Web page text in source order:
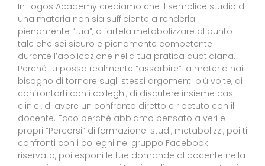
In Logos Academy crediamo che il semplice studio di
una materia non sia sufficiente a renderla
pienamente “tua”, a fartela metabolizzare al punto
tale che sei sicuro e pienamente competente
durante l’applicazione nella tua pratica quotidiana.
Perché tu possa realmente “assorbire” la materia hai
bisogno di tornare sugli stessi argomenti più volte, di
confrontarti con i colleghi, di discutere insieme casi
clinici, di avere un confronto diretto e ripetuto con il
docente. Ecco perché abbiamo pensato a veri e
propri “Percorsi” di formazione: studi, metabolizzi, poi ti
confronti con i colleghi nel gruppo Facebook
riservato, poi esponi le tue domande al docente nella